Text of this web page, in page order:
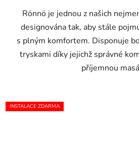
Rönnö je jednou z našich
designována tak, aby stále
s plným komfortem. Disponuje
tryskami díky jejichž správné
příjemnou
INSTALACE ZDARMA